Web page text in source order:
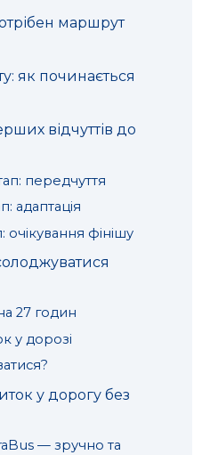
маршрут
як починається
відчуттів до
передчуття
адаптація
очікування фінішу
27 годин
у дорозі
у дорогу без
— зручно та